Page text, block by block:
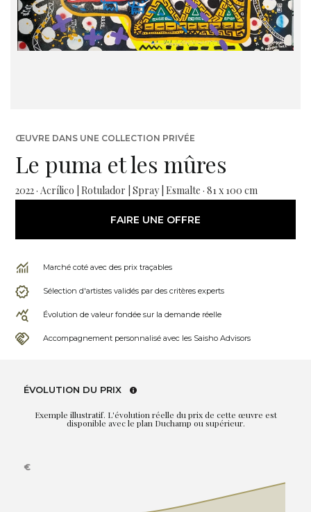
ŒUVRE DANS UNE COLLECTION PRIVÉE
Le puma et les mûres
2022 · Acrílico | Rotulador | Spray | Esmalte · 81 x 100 cm
FAIRE UNE OFFRE
Marché coté avec des prix traçables
Sélection d'artistes validés par des critères experts
Évolution de valeur fondée sur la demande réelle
Accompagnement personnalisé avec les Saisho Advisors
ÉVOLUTION DU PRIX
Exemple illustratif. L'évolution réelle du prix de cette œuvre est
disponible avec le plan Duchamp ou supérieur.